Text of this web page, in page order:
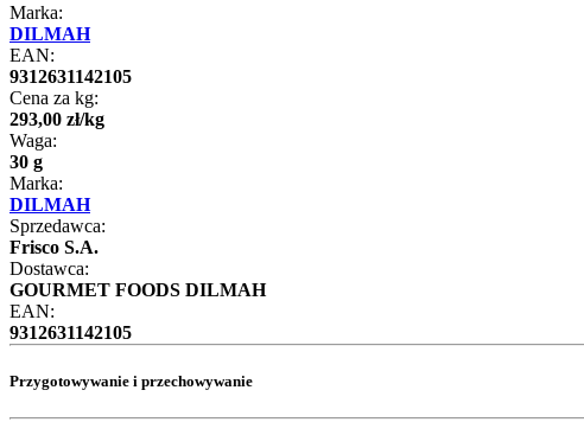
Marka:
DILMAH
EAN:
9312631142105
Cena za kg:
293,00 zł/kg
Waga:
30 g
Marka:
DILMAH
Sprzedawca:
Frisco S.A.
Dostawca:
GOURMET FOODS DILMAH
EAN:
9312631142105
Przygotowywanie i przechowywanie